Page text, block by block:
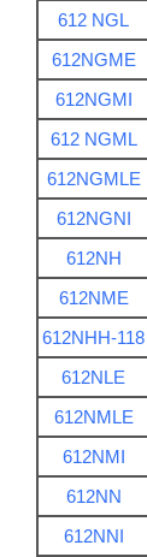
612 NGL
612NGME
612NGMI
612 NGML
612NGMLE
612NGNI
612NH
612NME
612NHH-118
612NLE
612NMLE
612NMI
612NN
612NNI